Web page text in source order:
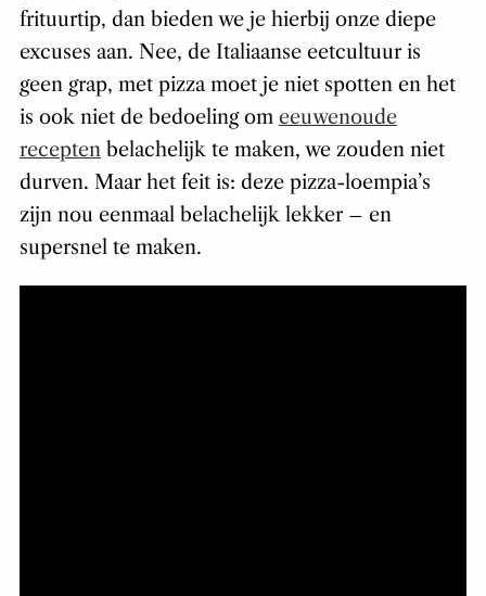
frituurtip, dan bieden we je hierbij onze diepe
excuses aan. Nee, de Italiaanse eetcultuur is
geen grap, met pizza moet je niet spotten en het
is ook niet de bedoeling om eeuwenoude
receptenbelachelijk te maken, we zouden niet
durven. Maar het feit is: deze pizza-loempia’s
zijn nou eenmaal belachelijk lekker – en
supersnel te maken.